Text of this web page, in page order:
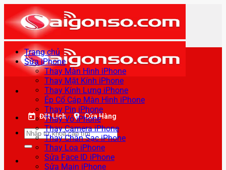
qua
nội
dung
Đặt Lịch Cửa Hàng
Tìm
kiếm:
Trang chủ
Sửa iPhone
Thay Màn Hình iPhone
Thay Mặt Kính iPhone
Thay Kính Lưng iPhone
Ép Cổ Cáp Màn Hình iPhone
Thay Pin iPhone
Thay Vỏ iPhone
Thay Camera iPhone
Thay Chân Sạc iPhone
Thay Loa iPhone
Sửa Face ID iPhone
Sửa Main iPhone